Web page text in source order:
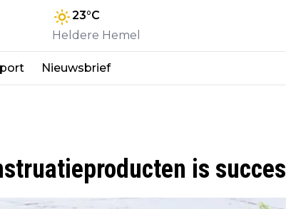
23°C
Heldere Hemel
Nieuwsbrief
is succes